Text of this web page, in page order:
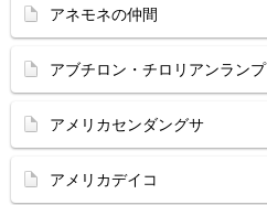
アネモネの仲間
アブチロン・チロリアンランプ
アメリカセンダングサ
アメリカデイコ